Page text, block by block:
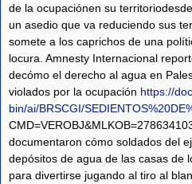
de la ocupaciónen su
un asedio que va reduciendo sus
somete a los caprichos de una
locura. Amnesty Internacional
decómo el derecho al agua en
violados por la ocupación https://
bin/ai/BRSCGI/
documentaron cómo soldados del
depósitos de agua de las casas de
para divertirse jugando al tiro al